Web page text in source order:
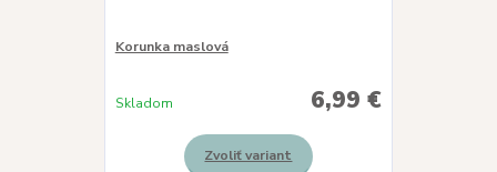
Korunka maslová
6,99 €
Skladom
Zvoliť variant